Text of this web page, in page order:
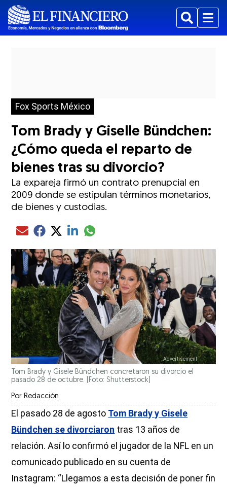
BuscarMenu
Fox Sports México
Tom Brady y Giselle Bündchen:
¿Cómo queda el reparto de
bienes tras su divorcio?
La expareja firmó un contrato prenupcial en
2009 donde se estipulan términos monetarios,
de bienes y custodias.
Compartir el artículo actual mediante Email
Compartir el artículo actual mediante Facebook
Compartir el artículo actual mediante Twitter
Compartir el artículo actual mediante LinkedIn
Compartir el artículo actual mediante
Tom Brady y Gisele Bündchen concretaron su divorcio el
pasado 28 de octubre. (Foto: Shutterstock)
Por Redacción
El pasado 28 de agosto Tom Brady y Gisele
Bündchen se divorciaron tras 13 años de
relación. Así lo confirmó el jugador de la NFL en un
comunicado publicado en su cuenta de
Instagram: “Llegamos a esta decisión de poner fin